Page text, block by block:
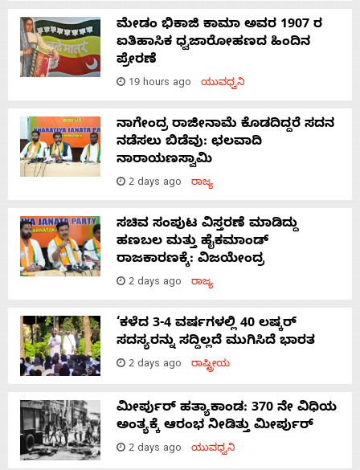
ಮೇಡಂ ಭಿಕಾಜಿ ಕಾಮಾ ಅವರ 1907 ರ
ಐತಿಹಾಸಿಕ ಧ್ವಜಾರೋಹಣದ ಹಿಂದಿನ
ಪ್ರೇರಣೆ
19 hours ago ಯುವಧ್ವನಿ
ನಾಗೇಂದ್ರ ರಾಜೀನಾಮೆ ಕೊಡದಿದ್ದರೆ ಸದನ
ನಡೆಸಲು ಬಿಡೆವು: ಛಲವಾದಿ
ನಾರಾಯಣಸ್ವಾಮಿ
2 days ago ರಾಜ್ಯ
ಸಚಿವ ಸಂಪುಟ ವಿಸ್ತರಣೆ ಮಾಡಿದ್ದು
ಹಣಬಲ ಮತ್ತು ಹೈಕಮಾಂಡ್
ರಾಜಕಾರಣಕ್ಕೆ: ವಿಜಯೇಂದ್ರ
2 days ago ರಾಜ್ಯ
‘ಕಳೆದ 3-4 ವರ್ಷಗಳಲ್ಲಿ 40 ಲಷ್ಕರ್
ಸದಸ್ಯರನ್ನು ಸದ್ದಿಲ್ಲದೆ ಮುಗಿಸಿದೆ ಭಾರತ
2 days ago ರಾಷ್ಟ್ರೀಯ
ಮೀರ್ಪುರ್ ಹತ್ಯಾಕಾಂಡ: 370 ನೇ ವಿಧಿಯ
ಅಂತ್ಯಕ್ಕೆ ಆರಂಭ ನೀಡಿತ್ತು ಮೀರ್ಪುರ್
2 days ago ಯುವಧ್ವನಿ